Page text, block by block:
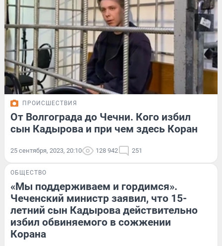
ПРОИСШЕСТВИЯ
От Волгограда до Чечни. Кого избил
сын Кадырова и при чем здесь Коран
25 сентября, 2023, 20:10 128 942 251
ОБЩЕСТВО
«Мы поддерживаем и гордимся».
Чеченский министр заявил, что 15-
летний сын Кадырова действительно
избил обвиняемого в сожжении
Корана